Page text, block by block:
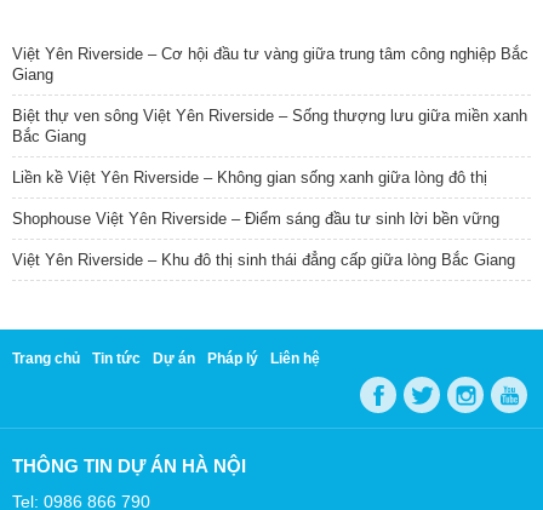
Việt Yên Riverside – Cơ hội đầu tư vàng giữa trung tâm công nghiệp Bắc
Giang
Biệt thự ven sông Việt Yên Riverside – Sống thượng lưu giữa miền xanh
Bắc Giang
Liền kề Việt Yên Riverside – Không gian sống xanh giữa lòng đô thị
Shophouse Việt Yên Riverside – Điểm sáng đầu tư sinh lời bền vững
Việt Yên Riverside – Khu đô thị sinh thái đẳng cấp giữa lòng Bắc Giang
Trang chủ Tin tức Dự án Pháp lý Liên hệ
THÔNG TIN DỰ ÁN HÀ NỘI
Tel: 0986 866 790